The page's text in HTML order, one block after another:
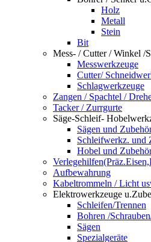
Holz
Metall
Stein
Bit
Mess- / Cutter / Winkel /
Messwerkzeuge
Cutter/
Schlagwerkzeuge
Zangen / Spachtel /
Tacker / Zurrgurte
Säge-Schleif-
Sägen und
Schleifwerkz. und
Hobel und
Aufbewahrung
Kabeltrommeln / Licht
Elektrowerkzeuge
Schleifen/Trennen
Bohren /
Sägen
Spezialgeräte